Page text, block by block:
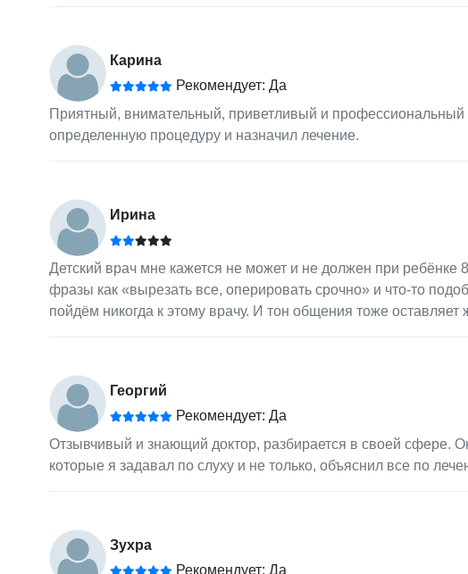
Карина
Рекомендует: Да
Приятный, внимательный, приветливый и
определенную процедуру и назначил лечение.
Ирина
Детский врач мне кажется не может и не должен при ребёнке
фразы как «вырезать все, оперировать срочно» и что-то
пойдём никогда к этому врачу. И тон общения тоже оставляет
Георгий
Рекомендует: Да
Отзывчивый и знающий доктор, разбирается в своей сфере.
которые я задавал по слуху и не только, объяснил все по
Зухра
Рекомендует: Да